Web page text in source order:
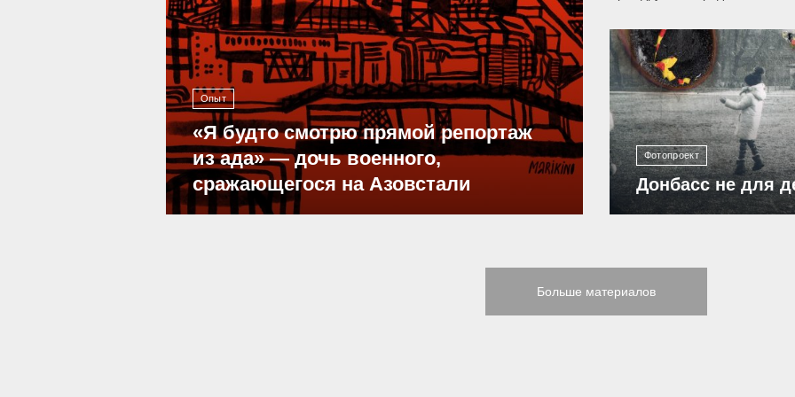
Опыт
«Я будто смотрю прямой репортаж
из ада» — дочь военного,
сражающегося на Азовстали
Фотопроект
Донбасс не для
12 300
Больше материалов